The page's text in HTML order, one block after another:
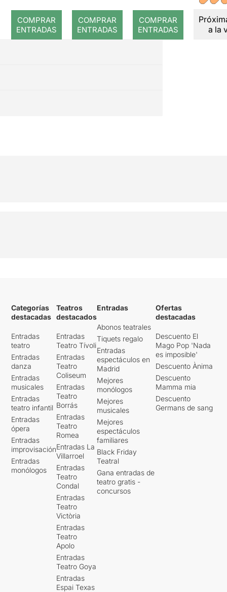
COMPRAR
ENTRADAS
COMPRAR
ENTRADAS
COMPRAR
ENTRADAS
a la
Categorías
destacadas
Entradas
teatro
Entradas
danza
Entradas
musicales
Entradas
teatro infantil
Entradas
ópera
Entradas
improvisación
Entradas
monólogos
Teatros
destacados
Entradas
Teatro Tívoli
Entradas
Teatro
Coliseum
Entradas
Teatro
Borrás
Entradas
Teatro
Romea
Entradas La
Villarroel
Entradas
Teatro
Condal
Entradas
Teatro
Victòria
Entradas
Teatro
Apolo
Entradas
Teatro Goya
Entradas
Espai Texas
Entradas
Abonos teatrales
Tiquets regalo
Entradas
espectáculos en
Madrid
Mejores
monólogos
Mejores
musicales
Mejores
espectáculos
familiares
Black Friday
Teatral
Gana entradas de
teatro gratis -
concursos
Ofertas
destacadas
Descuento El
Mago Pop 'Nada
es imposible'
Descuento Ànima
Descuento
Mamma mia
Descuento
Germans de sang